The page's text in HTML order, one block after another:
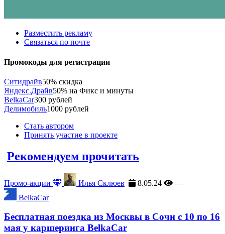
Разместить рекламу
Связаться по почте
Промокоды для регистрации
Ситидрайв50% скидка
Яндекс.Драйв50% на Фикс и минуты
BelkaCar300 рублей
Делимобиль1000 рублей
Стать автором
Принять участие в проекте
Рекомендуем прочитать
Промо-акции Илья Склюев 8.05.24
—
BelkaCar
Бесплатная поездка из Москвы в Сочи с 10 по 16
мая у каршеринга BelkaCar